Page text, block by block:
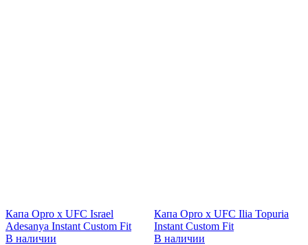
Капа Opro x UFC Israel
Adesanya Instant Custom Fit
В наличии
Капа Opro x UFC Ilia Topuria
Instant Custom Fit
В наличии